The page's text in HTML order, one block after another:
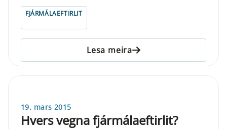
FJÁRMÁLAEFTIRLIT
Lesa meira
19. mars 2015
Hvers vegna fjármálaeftirlit?